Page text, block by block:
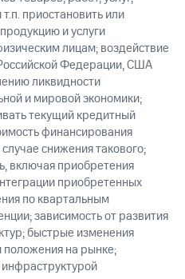
приостановить или
и услуги
лицам; воздействие
Федерации, США
ликвидности
и мировой экономики;
текущий кредитный
финансирования
снижения такового;
включая приобретения
приобретенных
по квартальным
зависимость от развития
быстрые изменения
положения на рынке;